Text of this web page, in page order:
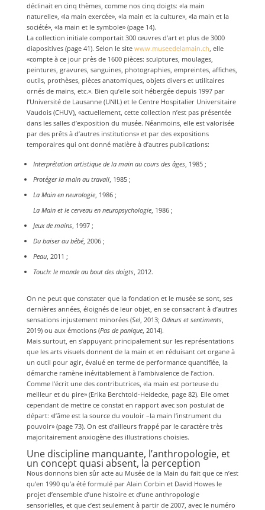
déclinait en cinq thèmes, comme nos cinq doigts: «la main
naturelle», «la main exercée», «la main et la culture», «la main et la
société», «la main et le symbole» (page 14).
La collection initiale comportait 300 œuvres d’art et plus de 3000
diapositives (page 41). Selon le site www.museedelamain.ch , elle
«compte à ce jour près de 1600 pièces: sculptures, moulages,
peintures, gravures, sanguines, photographies, empreintes, affiches,
outils, prothèses, pièces anatomiques, objets divers et utilitaires
ornés de mains, etc.». Bien qu’elle soit hébergée depuis 1997 par
l’Université de Lausanne (UNIL) et le Centre Hospitalier Universitaire
Vaudois (CHUV), «actuellement, cette collection n’est pas présentée
dans les salles d’exposition du musée. Néanmoins, elle est valorisée
par des prêts à d’autres institutions» et par des expositions
temporaires qui ont donné matière à d’autres publications:
Interprétation artistique de la main au cours des âges, 1985 ;
Protéger la main au travail, 1985 ;
La Main en neurologie, 1986 ;
La Main et le cerveau en neuropsychologie, 1986 ;
Jeux de mains, 1997 ;
Du baiser au bébé, 2006 ;
Peau, 2011 ;
Touch: le monde au bout des doigts, 2012.
On ne peut que constater que la fondation et le musée se sont, ses
dernières années, éloignés de leur objet, en se consacrant à d’autres
sensations injustement minorées (Sel, 2013; Odeurs et sentiments,
2019) ou aux émotions (Pas de panique, 2014).
Mais surtout, en s’appuyant principalement sur les représentations
que les arts visuels donnent de la main et en réduisant cet organe à
un outil pour agir, évalué en terme de performance quantifiée, la
démarche ramène inévitablement à l’ambivalence de l’action.
Comme l’écrit une des contributrices, «la main est porteuse du
meilleur et du pire» (Erika Berchtold-Heidecke, page 82). Elle omet
cependant de mettre ce constat en rapport avec son postulat de
départ: «l’âme est la source du vouloir –la main l’instrument du
pouvoir» (page 73). On est d’ailleurs frappé par le caractère très
majoritairement anxiogène des illustrations choisies.
Une discipline manquante, l’anthropologie, et
un concept quasi absent, la perception
Nous donnons bien sûr acte au Musée de la Main du fait que ce n’est
qu’en 1990 qu’a été formulé par Alain Corbin et David Howes le
projet d’ensemble d’une histoire et d’une anthropologie
sensorielles, et que c’est seulement à partir de 2007, avec le numéro